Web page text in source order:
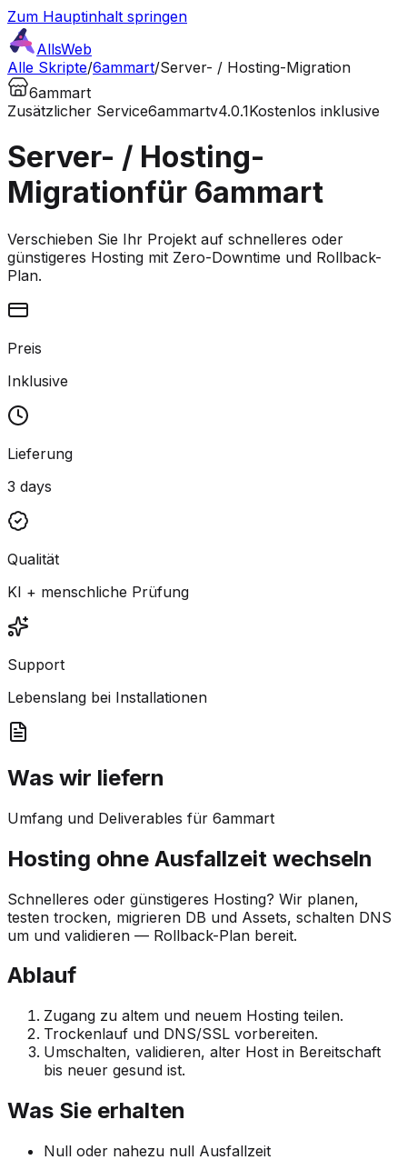
Zum Hauptinhalt springen
AllsWeb
Alle Skripte/6ammart/Server- / Hosting-Migration
6ammart
Zusätzlicher Service6ammartv4.0.1Kostenlos inklusive
Server- / Hosting-
Migrationfür 6ammart
Verschieben Sie Ihr Projekt auf schnelleres oder
günstigeres Hosting mit Zero-Downtime und Rollback-
Plan.
Preis
Inklusive
Lieferung
3 days
Qualität
KI + menschliche Prüfung
Support
Lebenslang bei Installationen
Was wir liefern
Umfang und Deliverables für 6ammart
Hosting ohne Ausfallzeit wechseln
Schnelleres oder günstigeres Hosting? Wir planen,
testen trocken, migrieren DB und Assets, schalten DNS
um und validieren — Rollback-Plan bereit.
Ablauf
Zugang zu altem und neuem Hosting teilen.
Trockenlauf und DNS/SSL vorbereiten.
Umschalten, validieren, alter Host in Bereitschaft
bis neuer gesund ist.
Was Sie erhalten
Null oder nahezu null Ausfallzeit